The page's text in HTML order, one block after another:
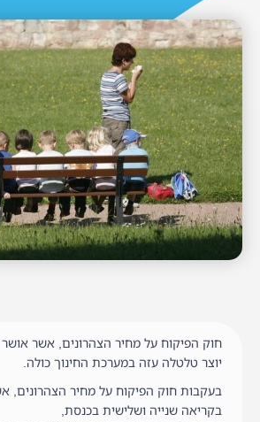
חוק הפיקוח על מחיר הצהרונים, אשר
יוצר טלטלה עזה במערכת החינוך כולה.
בעקבות חוק הפיקוח על מחיר הצהרונים,
בקריאה שנייה ושלישית בכנסת,